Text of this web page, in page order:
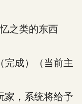
之类的东西
完成）（当前主
家，系统将给予